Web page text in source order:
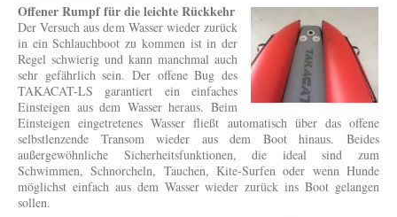
Offener Rumpf für die leichte Rückkehr
Der Versuch aus dem Wasser wieder zurück
in ein Schlauchboot zu kommen ist in der
Regel schwierig und kann manchmal auch
sehr gefährlich sein. Der offene Bug des
TAKACAT-LS garantiert ein einfaches
Einsteigen aus dem Wasser heraus. Beim
Einsteigen eingetretenes Wasser fließt automatisch über das offene
selbstlenzende Transom wieder aus dem Boot hinaus. Beides
außergewöhnliche Sicherheitsfunktionen, die ideal sind zum
Schwimmen, Schnorcheln, Tauchen, Kite-Surfen oder wenn Hunde
möglichst einfach aus dem Wasser wieder zurück ins Boot gelangen
sollen.